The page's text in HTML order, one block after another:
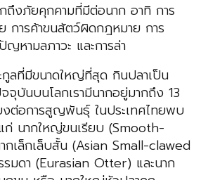
ถึงภัยคุกคามที่มีต่อนาก อาทิ การ
การค้าขนสัตว์ผิดกฎหมาย การ
หามลภาวะ และการล่า
กูลที่มีขนาดใหญ่ที่สุด กินปลาเป็น
จุบันบนโลกเรามีนากอยู่มากถึง 13
งต่อการสูญพันธุ์ ในประเทศไทยพบ
นากใหญ่ขนเรียบ (Smooth-
เล็กเล็บสั้น (Asian Small-clawed
มดา (Eurasian Otter) และนาก